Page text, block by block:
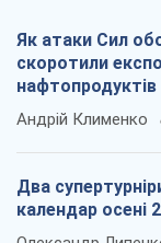
Як атаки Сил
скоротили
нафтопродуктів
Андрій Клименко
Два
календар осені